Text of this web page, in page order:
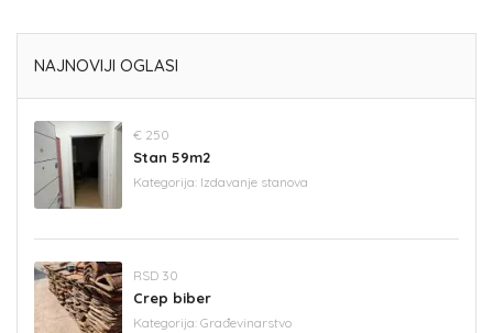
NAJNOVIJI OGLASI
€ 250
Stan 59m2
Kategorija: Izdavanje stanova
RSD 30
Crep biber
Kategorija: Građevinarstvo